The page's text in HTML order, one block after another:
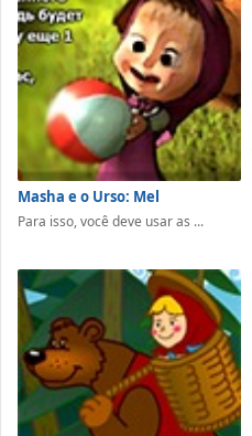
Masha e o Urso: Mel
Para isso, você deve usar as ...